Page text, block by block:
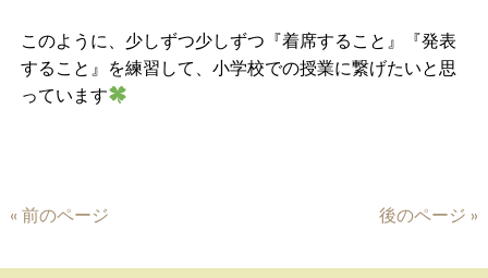
このように、少しずつ少しずつ『着席すること』
『発表
すること』 を練習して、小学校での授業に繋げたいと思
っています
« 前のページ 後のページ »